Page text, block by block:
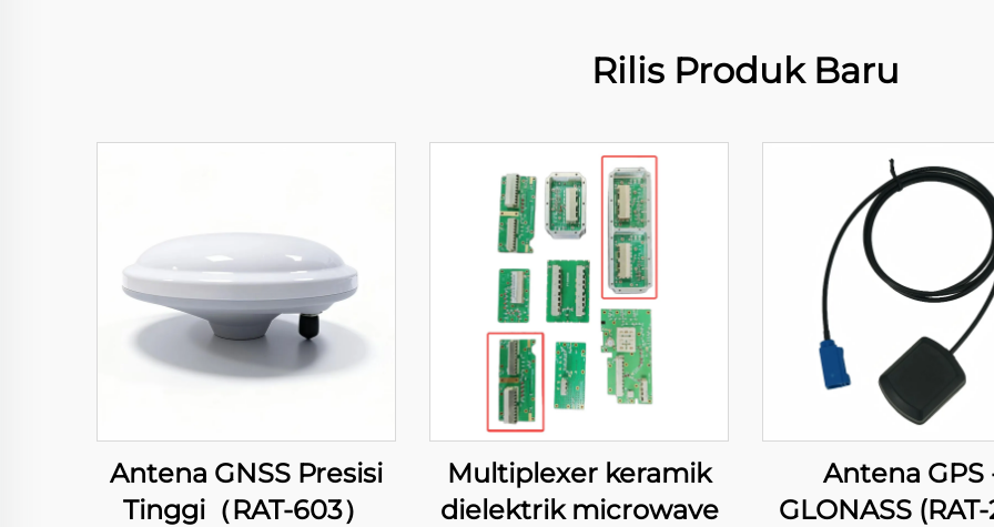
Rilis Produk Baru
Antena GNSS Presisi
Tinggi（RAT-603）
Multiplexer keramik
dielektrik microwave
Antena GPS
GLONASS